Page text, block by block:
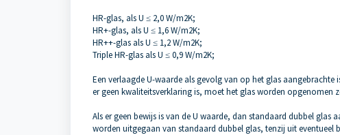
HR-glas, als U ≤ 2,0 W/m2K;
HR+-glas, als U ≤ 1,6 W/m2K;
HR++-glas als U ≤ 1,2 W/m2K;
Triple HR-glas als U ≤ 0,9 W/m2K;
Een verlaagde U-waarde als gevolg van op het glas
er geen kwaliteitsverklaring is, moet het glas worden opgenomen
Als er geen bewijs is van de U waarde, dan standaard dubbel
worden uitgegaan van standaard dubbel glas, tenzij uit eventueel